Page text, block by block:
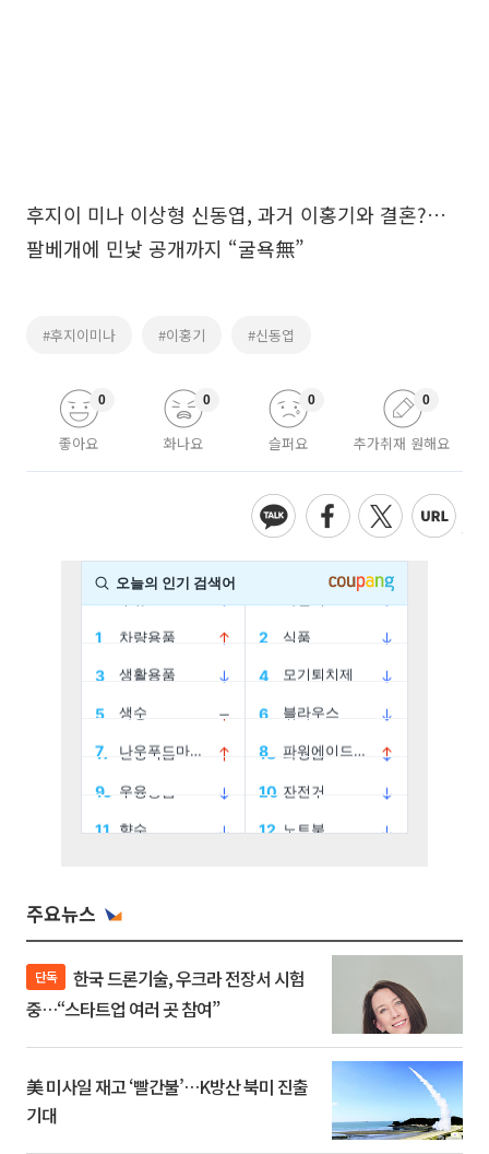
후지이 미나 이상형 신동엽, 과거 이홍기와 결혼?…
팔베개에 민낯 공개까지 “굴욕無”
#후지이미나 #이홍기 #신동엽
좋아요
0
화나요
0
슬퍼요
0
추가취재 원해요
0
주요뉴스
단독
중…“스타트업 여러 곳 참여”
美 미사일 재고 ‘빨간불’…K방산 북미 진출
기대